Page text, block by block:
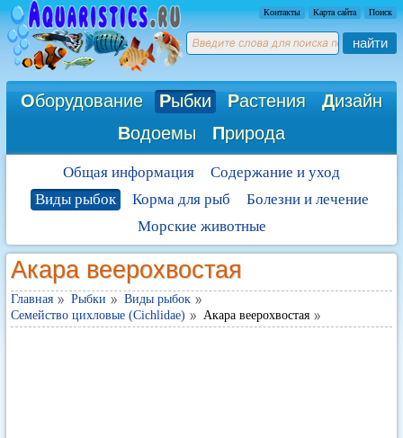
Контакты Карта сайта Поиск
найти
Оборудование Рыбки Растения Дизайн
Водоемы Природа
Общая информация
Содержание и уход
Виды рыбок
Корма для рыб
Болезни и лечение
Морские животные
Акара веерохвостая
Главная Рыбки
Виды рыбок
Семейство цихловые (Cichlidae)
Акара веерохвостая